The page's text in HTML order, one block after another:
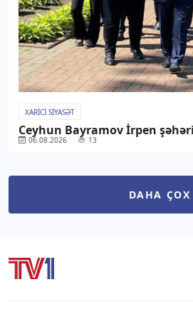
XARICI SIYASƏT
Ceyhun Bayramov İrpen
06.08.2026 13
DAHA ÇOX